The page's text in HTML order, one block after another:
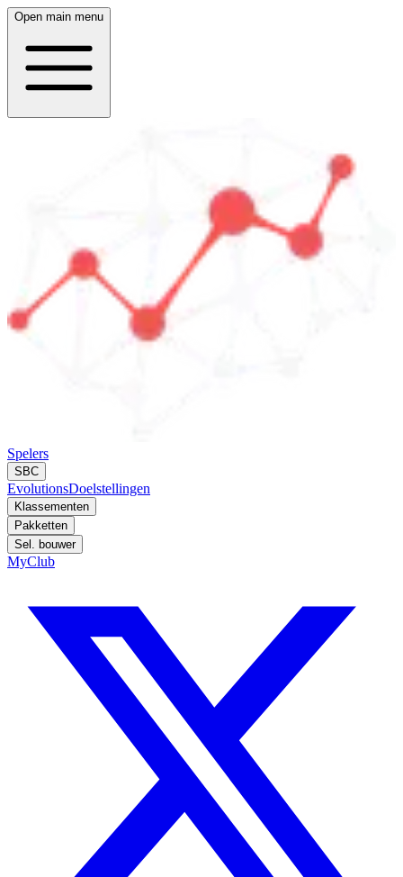
Open main menu
Spelers
SBC
EvolutionsDoelstellingen
Klassementen
Pakketten
Sel. bouwer
MyClub